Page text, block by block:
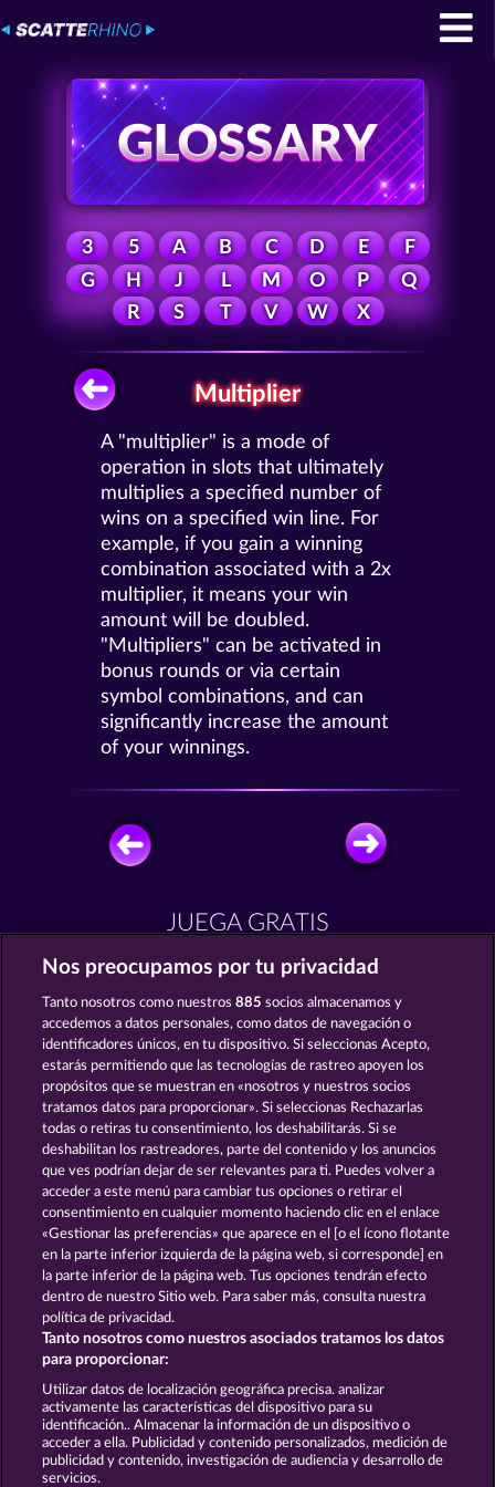
3 5 A B C D E
F
G
H J L M O P
Q
R
S T V W X
Multiplier
A "multiplier" is a mode of
operation in slots that ultimately
multiplies a specified number of
wins on a specified win line. For
example, if you gain a winning
combination associated with a 2x
multiplier, it means your win
amount will be doubled.
"Multipliers" can be activated in
bonus rounds or via certain
symbol combinations, and can
significantly increase the amount
of your winnings.
JUEGA GRATIS
Snegurochka Books and Bounties
Royal Seven Ultra Mysteries of Karnak
Términos y condiciones
Declaración de privacidad
Empresa FAQ
Enviar solicitud de desistimiento
Nos preocupamos por tu privacidad
Tanto nosotros como nuestros885 socios almacenamos y
accedemos a datos personales, como datos de navegación o
identificadores únicos, en tu dispositivo. Si seleccionas Acepto,
estarás permitiendo que las tecnologías de rastreo apoyen los
propósitos que se muestran en «nosotros y nuestros socios
tratamos datos para proporcionar». Si seleccionas Rechazarlas
todas o retiras tu consentimiento, los deshabilitarás. Si se
deshabilitan los rastreadores, parte del contenido y los anuncios
que ves podrían dejar de ser relevantes para ti. Puedes volver a
acceder a este menú para cambiar tus opciones o retirar el
consentimiento en cualquier momento haciendo clic en el enlace
«Gestionar las preferencias» que aparece en el [o el ícono flotante
en la parte inferior izquierda de la página web, si corresponde] en
la parte inferior de la página web. Tus opciones tendrán efecto
dentro de nuestro Sitio web. Para saber más, consulta nuestra
política de privacidad.
Tanto nosotros como nuestros asociados tratamos los datos
para proporcionar:
Utilizar datos de localización geográfica precisa. analizar
activamente las características del dispositivo para su
identificación.. Almacenar la información de un dispositivo o
acceder a ella. Publicidad y contenido personalizados, medición de
publicidad y contenido, investigación de audiencia y desarrollo de
servicios.